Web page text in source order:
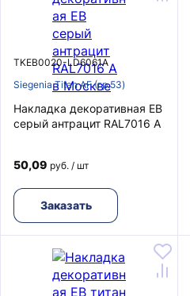
TKEB0020-LD6061A
Siegenia Titan AF (гр.53)
Накладка декоративная EB
серый антрацит RAL7016 A
50,09 руб. / шт
Заказать